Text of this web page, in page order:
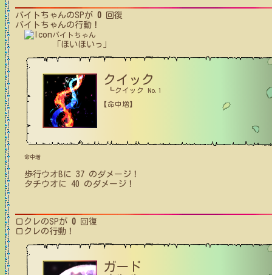
バイトちゃんのSPが 0 回復
バイトちゃんの行動！
バイトちゃん
「ほいほいっ」
クイック
┗クイック No.1
【命中増】
命中増
歩行ウオB に 37 のダメージ！
タチウオ に 40 のダメージ！
ロクレのSPが 0 回復
ロクレの行動！
ガード